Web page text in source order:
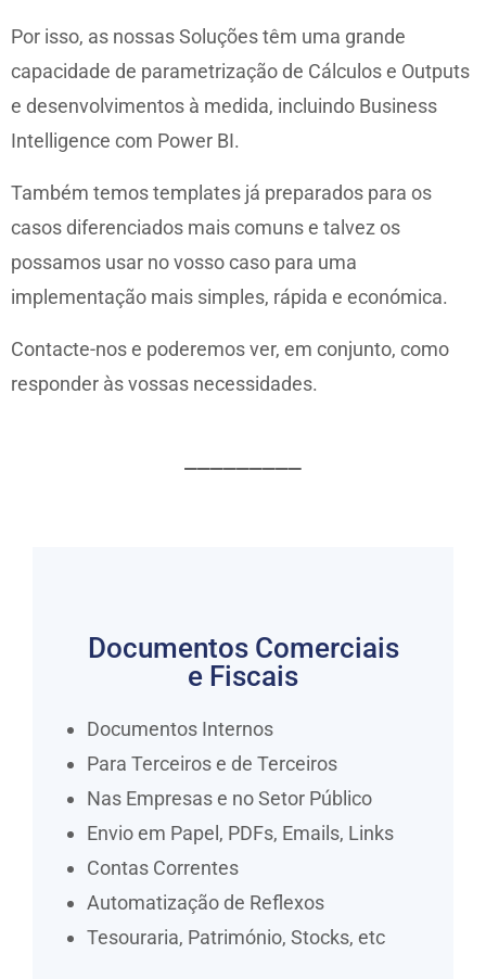
Por isso, as nossas Soluções têm uma grande
capacidade de parametrização de Cálculos e Outputs
e desenvolvimentos à medida, incluindo Business
Intelligence com Power BI.
Também temos templates já preparados para os
casos diferenciados mais comuns e talvez os
possamos usar no vosso caso para uma
implementação mais simples, rápida e económica.
Contacte-nos e poderemos ver, em conjunto, como
responder às vossas necessidades.
Documentos Comerciais
e Fiscais
Documentos Internos
Para Terceiros e de Terceiros
Nas Empresas e no Setor Público
Envio em Papel, PDFs, Emails, Links
Contas Correntes
Automatização de Reflexos
Tesouraria, Património, Stocks, etc